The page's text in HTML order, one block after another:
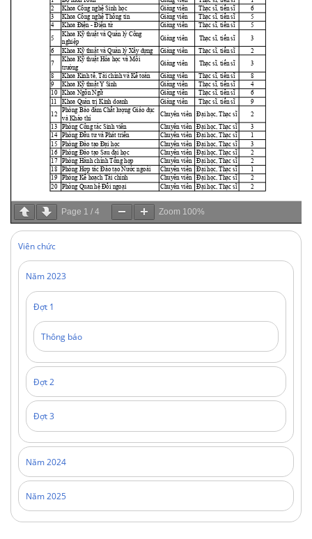
Page 1 / 4 Zoom 100%
Viên chức
Năm 2023
Đợt 1
Thông báo
Đợt 2
Đợt 3
Năm 2024
Năm 2025